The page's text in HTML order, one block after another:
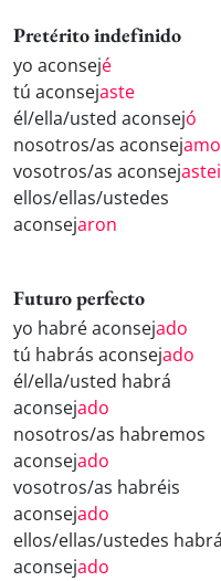
Pretérito indefinido
yo aconsejé
tú aconsejaste
él/ella/usted aconsejó
nosotros/as aconsej
vosotros/as aconsej
ellos/ellas/ustedes
aconsejaron
Futuro perfecto
yo habré aconsejado
tú habrás aconsejado
él/ella/usted habrá
aconsejado
nosotros/as habremos
aconsejado
vosotros/as habréis
aconsejado
ellos/ellas/ustedes
aconsejado